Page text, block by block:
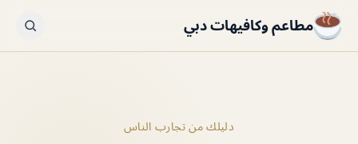
مطاعم وكافيهات دبي
دليلك من تجارب الناس